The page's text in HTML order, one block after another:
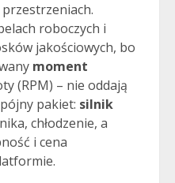
roboczych i
jakościowych, bo
moment
(RPM) – nie oddają
pakiet: silnik
chłodzenie, a
i cena